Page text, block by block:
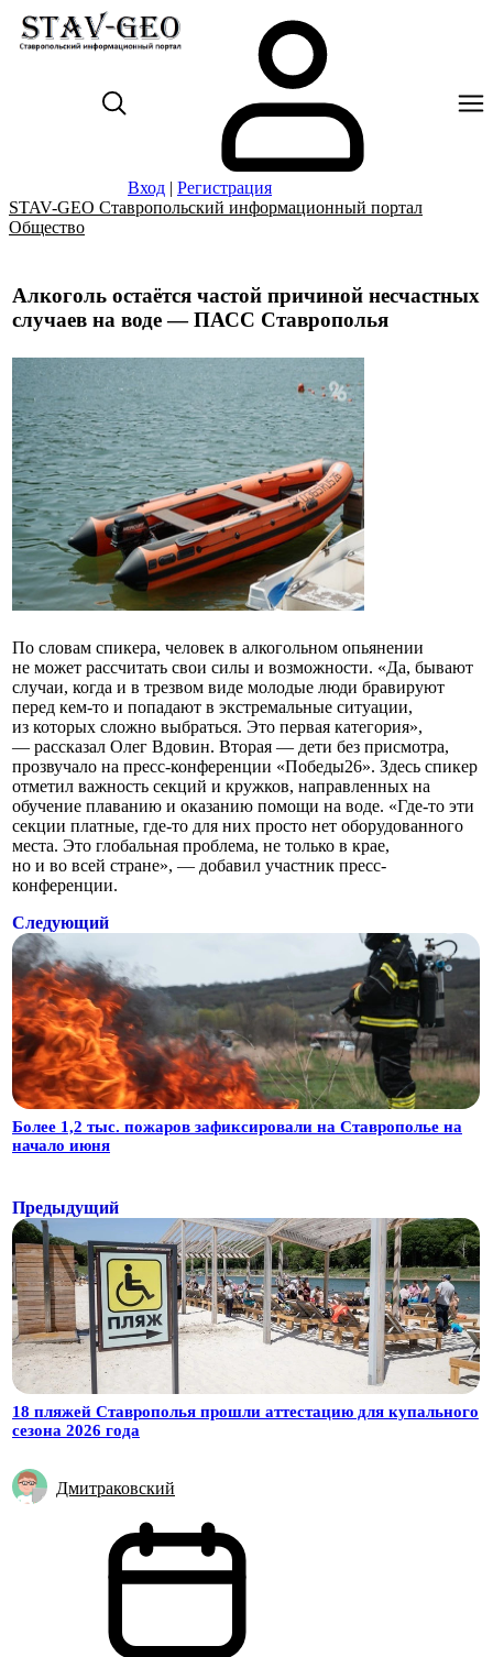
Вход | Регистрация
STAV-GEO Ставропольский информационный портал
Общество
Алкоголь остаётся частой причиной несчастных
случаев на воде — ПАСС Ставрополья
По словам спикера, человек в алкогольном опьянении
не может рассчитать свои силы и возможности. «Да, бывают
случаи, когда и в трезвом виде молодые люди бравируют
перед кем-то и попадают в экстремальные ситуации,
из которых сложно выбраться. Это первая категория»,
— рассказал Олег Вдовин. Вторая — дети без присмотра,
прозвучало на пресс-конференции «Победы26». Здесь спикер
отметил важность секций и кружков, направленных на
обучение плаванию и оказанию помощи на воде. «Где-то эти
секции платные, где-то для них просто нет оборудованного
места. Это глобальная проблема, не только в крае,
но и во всей стране», — добавил участник пресс-
конференции.
Следующий
Более 1,2 тыс. пожаров зафиксировали на Ставрополье на
начало июня
Предыдущий
18 пляжей Ставрополья прошли аттестацию для купального
сезона 2026 года
Дмитраковский